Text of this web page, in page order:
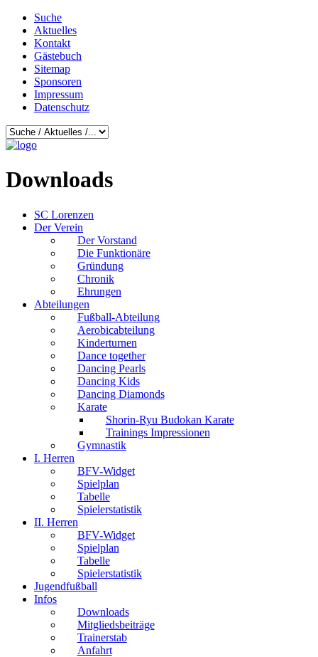
Suche
Aktuelles
Kontakt
Gästebuch
Sitemap
Sponsoren
Impressum
Datenschutz
Downloads
SC Lorenzen
Der Verein
Der Vorstand
Die Funktionäre
Gründung
Chronik
Ehrungen
Abteilungen
Fußball-Abteilung
Aerobicabteilung
Kinderturnen
Dance together
Dancing Pearls
Dancing Kids
Dancing Diamonds
Karate
Shorin-Ryu Budokan Karate
Trainings Impressionen
Gymnastik
I. Herren
BFV-Widget
Spielplan
Tabelle
Spielerstatistik
II. Herren
BFV-Widget
Spielplan
Tabelle
Spielerstatistik
Jugendfußball
Infos
Downloads
Mitgliedsbeiträge
Trainerstab
Anfahrt